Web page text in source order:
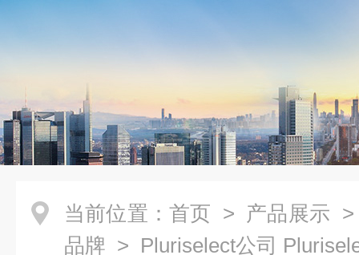
当前位置： 首页 > 产品展示
品牌 > Pluriselect公司